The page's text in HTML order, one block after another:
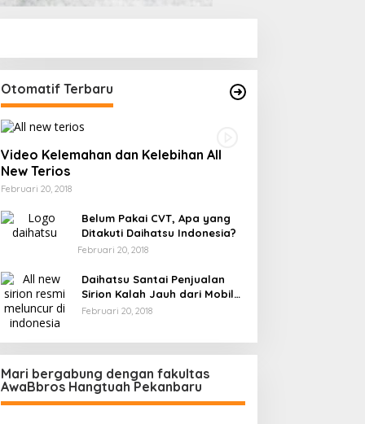
Otomatif Terbaru
Video Kelemahan dan Kelebihan All
New Terios
Februari 20, 2018
Belum Pakai CVT, Apa yang
Ditakuti Daihatsu Indonesia?
Februari 20, 2018
Daihatsu Santai Penjualan
Sirion Kalah Jauh dari Mobil
LCGC
Februari 20, 2018
Mari bergabung dengan fakultas
AwaBbros Hangtuah Pekanbaru